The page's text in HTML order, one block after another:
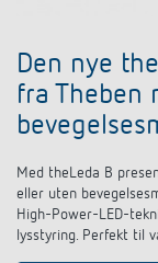
Den nye
fra Theben
Med theLeda B
eller uten
High-Power-LED-
lysstyring. Perfekt til